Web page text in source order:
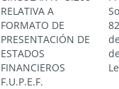
RELATIVA A
FORMATO DE
PRESENTACIÓN DE
ESTADOS
FINANCIEROS
F.U.P.E.F.